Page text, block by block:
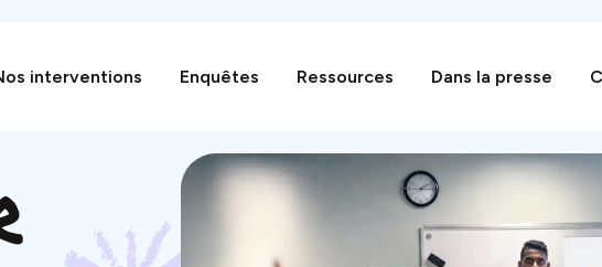
interventions Enquêtes Ressources Dans la presse